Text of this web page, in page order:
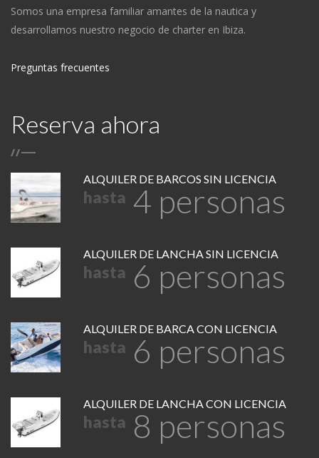
Somos una empresa familiar amantes de la nautica y
desarrollamos nuestro negocio de charter en Ibiza.
Preguntas frecuentes
Reserva ahora
/ /
ALQUILER DE BARCOS SIN LICENCIA
hasta 4 personas
ALQUILER DE LANCHA SIN LICENCIA
hasta 6 personas
ALQUILER DE BARCA CON LICENCIA
hasta 6 personas
ALQUILER DE LANCHA CON LICENCIA
hasta 8 personas